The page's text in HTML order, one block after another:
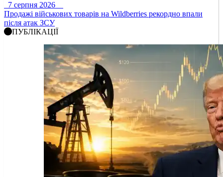
7 серпня 2026
Продажі військових товарів на Wildberries рекордно впали
після атак ЗСУ
ПУБЛІКАЦІЇ